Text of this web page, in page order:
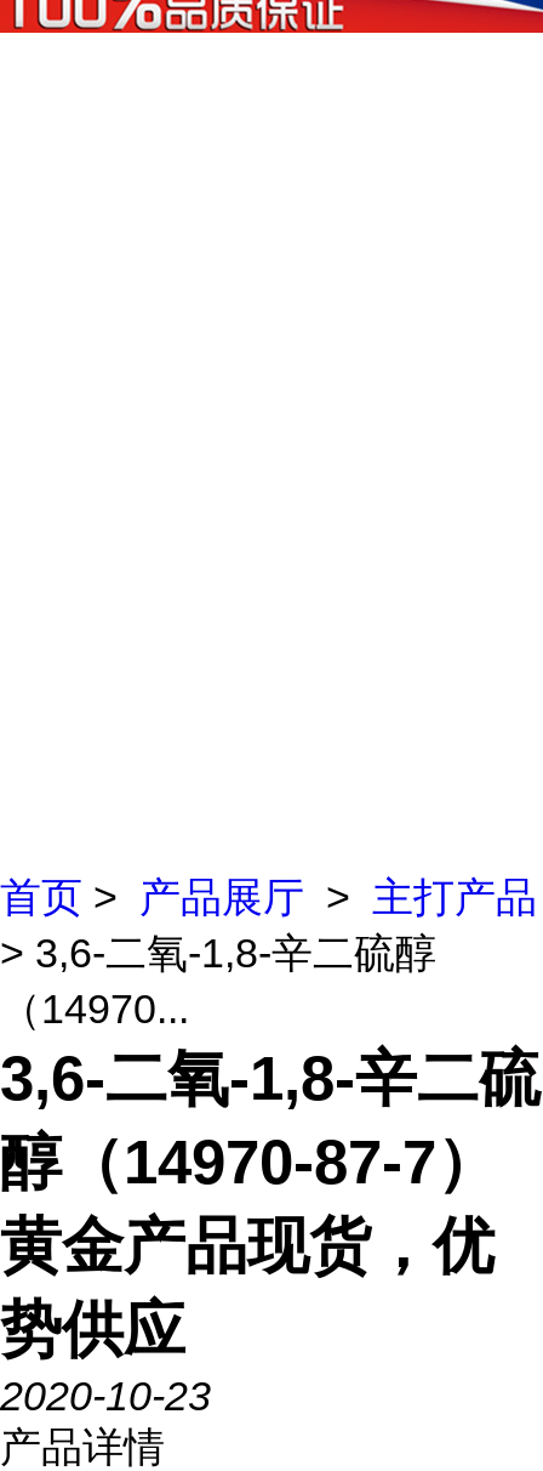
首页 > 产品展厅 > 主打产品
> 3,6-二氧-1,8-辛二硫醇
（14970...
3,6-二氧-1,8-辛二硫
醇（14970-87-7）
黄金产品现货，优
势供应
2020-10-23
产品详情